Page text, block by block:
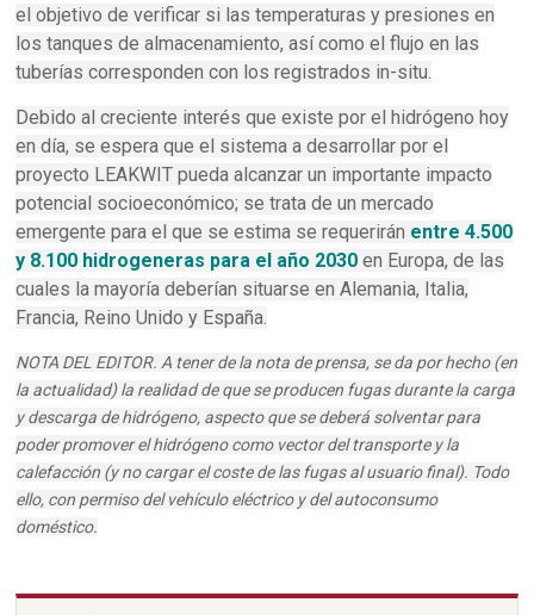
el objetivo de verificar si las temperaturas y presiones en
los tanques de almacenamiento, así como el flujo en las
tuberías corresponden con los registrados in-situ.
Debido al creciente interés que existe por el hidrógeno hoy
en día, se espera que el sistema a desarrollar por el
proyecto LEAKWIT pueda alcanzar un importante impacto
potencial socioeconómico; se trata de un mercado
emergente para el que se estima se requerirán entre 4.500
y 8.100 hidrogeneras para el año 2030 en Europa, de las
cuales la mayoría deberían situarse en Alemania, Italia,
Francia, Reino Unido y España.
NOTA DEL EDITOR. A tener de la nota de prensa, se da por hecho (en
la actualidad) la realidad de que se producen fugas durante la carga
y descarga de hidrógeno, aspecto que se deberá solventar para
poder promover el hidrógeno como vector del transporte y la
calefacción (y no cargar el coste de las fugas al usuario final). Todo
ello, con permiso del vehículo eléctrico y del autoconsumo
doméstico.